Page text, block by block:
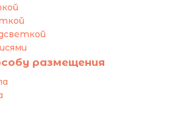
размещения